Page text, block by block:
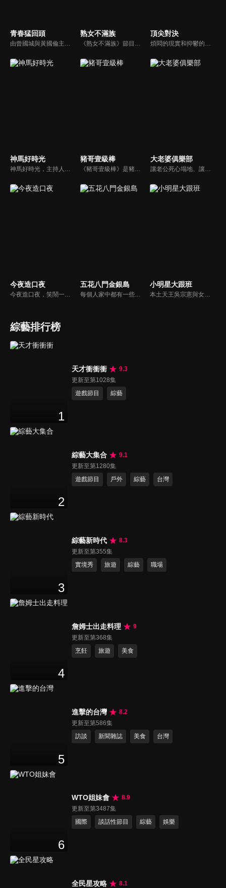
青春猛回頭
由曾國城與黃國倫主持，節目中邀請20位20歲以下青少年組成青春團，另一邊則為年紀相較成熟的藝人來賓為不老團，每集分別就一件青少年必定遇見的事件討論，看兩個不同年代的人們，所擁有的不同看法與立場。帶領讓觀眾一起回到那些年的青春歲月！
熟女不滿族
《熟女不滿族》節目主題均有關25-49歲的未婚女性，這些熟女們漂亮卻擔心嫁不出去，獨立卻希望有人疼，最怕寂寞，只能用工作填滿時間，她們是最矛盾最不滿足的一群人。
頂尖對決
煩悶的現實和抑鬱的社會，你需要的就是笑、大聲笑、開口笑，《頂尖對決》就要你笑到落ㄟ骸，最具綜藝實力的庹宗康，和喜感十足的納豆各自領軍對抗，藝人搞笑pk笑果十足，《頂尖對決》讓你忘掉一週煩惱！
神馬好時光
神馬好時光，主持人為Lollipop-F的小煜、威廉以及蝴蝶姐姐。節目主打網路人氣正妹，每個神馬正妹各具特色和才藝，都會在節目中演出；節目除了會為觀眾介紹新奇的事物外，也會不定期介紹從未在電視上曝光的正妹，另外也將安排大牌藝人和神馬正妹即興演出，考驗她們的反應能力。
豬哥壹級棒
《豬哥壹級棒》是豬哥亮與苗可麗主持的大型綜藝節目，看秀場天王豬哥亮獨特的豬式詼諧，增添了真性情、真感動，來賓分享自身感人故事，節目笑中帶淚猶如一場真情三溫暖。
大老婆俱樂部
讓老公死心塌地、讓情場浪子甘心變成溫馴乖貓的女人們究竟有什麼驚人法寶？犀利又不失詼諧的訪談功力，加上爆炸性的辛辣話題，是您絕對不能錯過的節目。狄鶯、屈中恆聯手主持談話新節目《大老婆俱樂部》，辣媽狄鶯加上好好先生屈中恆，規劃每集都會邀請名人夫婦來討論現代婚姻的問題。
今夜造口夜
今夜造口夜，笑鬧一整夜。以網路自製嘲諷節目走紅、在網路擁有廣大支持群眾和影響力的主播「視網膜」，藉此一揉合綜藝與喜劇之談話性節目，帶觀眾以輕鬆之方式，瞭解時下最熱門、最能引起共鳴的社會議題、現象和人物。 多元的切入角度、最輕鬆易懂的議題剖析、言論尺度不設限！
五花八門金銀島
每個人家中都有一些寶物，但是也許你把這些寶物當成廢物！不管是寶物還是廢物，快把它帶來金銀島變現金吧！節目邀請來賓分享與其寶物之間的故事，還會安排不同領域的「鑒定大師」來對物品進行估價，現場並有明星意見團，用一般收藏家的角度來給予意見。
小明星大跟班
本土天王吳宗憲與女兒吳姍儒（Sandy）搭檔主持，每集邀請來賓暢談演藝圈大小事，父女檔聯手笑果十足，老梗搭上新世代，最新組合強勢登場！
綜藝排行榜
1
天才衝衝衝
9.3
更新至第1028集
遊戲節目
綜藝
2
綜藝大集合
9.1
更新至第1280集
遊戲節目
戶外 綜藝 台灣
3
綜藝新時代
8.3
更新至第355集
實境秀
旅遊 綜藝 職場
4
詹姆士出走料理
9
更新至第368集
烹飪
旅遊 美食
5
進擊的台灣
8.2
更新至第586集
訪談
新聞雜誌 美食 台灣
6
WTO姐妹會
8.9
更新至第3487集
國際
談話性節目 綜藝 娛樂
全民星攻略
8.1